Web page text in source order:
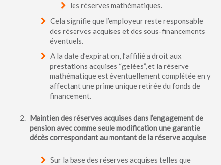
les réserves mathématiques.
Cela signifie que l’employeur reste responsable
des réserves acquises et des sous-financements
éventuels.
A la date d’expiration, l’affilié a droit aux
prestations acquises “gelées”, et la réserve
mathématique est éventuellement complétée en y
affectant une prime unique retirée du fonds de
financement.
Maintien des réserves acquises dans l’engagement de
pension avec comme seule modification une garantie
décès correspondant au montant de la réserve acquise
Sur la base des réserves acquises telles que